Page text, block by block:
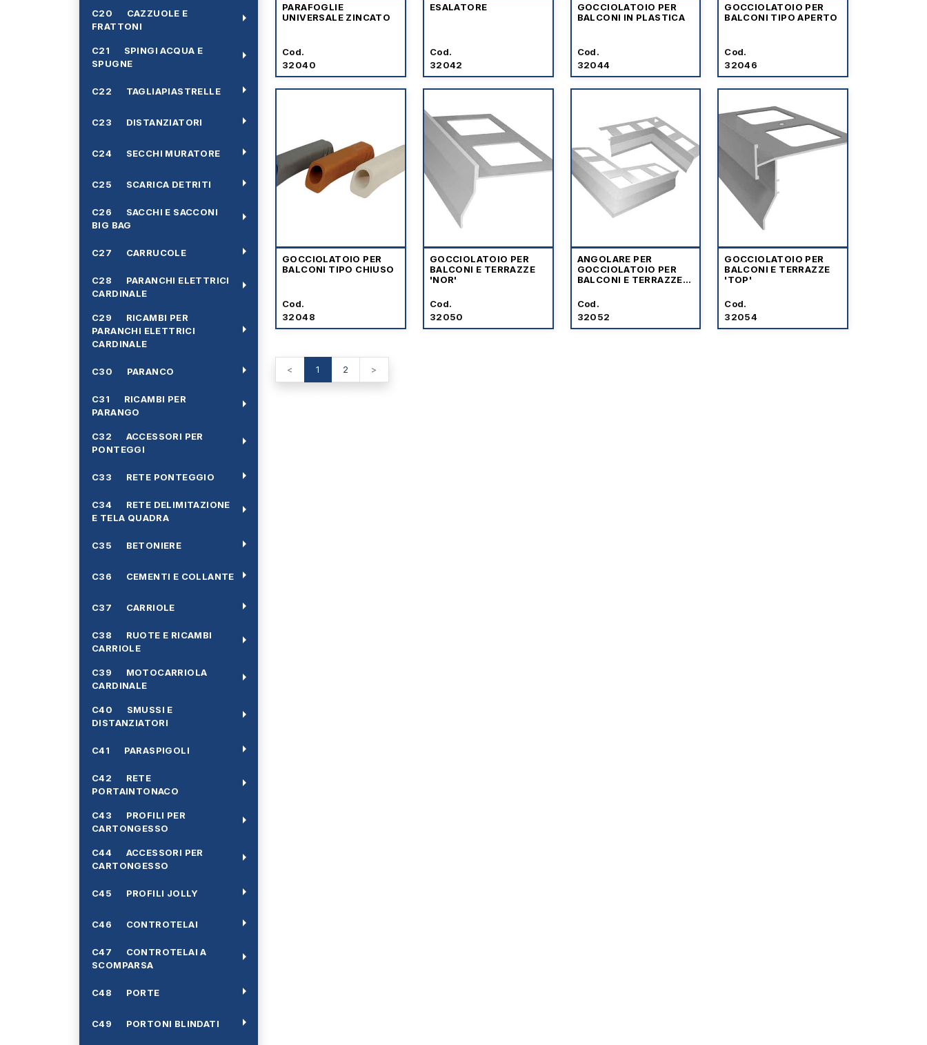
C20 CAZZUOLE E
FRATTONI
arrow_right
C21 SPINGI ACQUA E
SPUGNE
arrow_right
C22 TAGLIAPIASTRELLE arrow_right
C23 DISTANZIATORI arrow_right
C24 SECCHI MURATORE arrow_right
C25 SCARICA DETRITI arrow_right
C26 SACCHI E SACCONI
BIG BAG
arrow_right
C27 CARRUCOLE arrow_right
C28 PARANCHI ELETTRICI
CARDINALE
arrow_right
C29 RICAMBI PER
PARANCHI ELETTRICI
CARDINALE
arrow_right
C30 PARANCO arrow_right
C31 RICAMBI PER
PARANGO
arrow_right
C32 ACCESSORI PER
PONTEGGI
arrow_right
C33 RETE PONTEGGIO arrow_right
C34 RETE DELIMITAZIONE
E TELA QUADRA
arrow_right
C35 BETONIERE arrow_right
C36 CEMENTI E COLLANTE arrow_right
C37 CARRIOLE arrow_right
C38 RUOTE E RICAMBI
CARRIOLE
arrow_right
C39 MOTOCARRIOLA
CARDINALE
arrow_right
C40 SMUSSI E
DISTANZIATORI
arrow_right
C41 PARASPIGOLI arrow_right
C42 RETE
PORTAINTONACO
arrow_right
C43 PROFILI PER
CARTONGESSO
arrow_right
C44 ACCESSORI PER
CARTONGESSO
arrow_right
C45 PROFILI JOLLY arrow_right
C46 CONTROTELAI arrow_right
C47 CONTROTELAI A
SCOMPARSA
arrow_right
C48 PORTE arrow_right
C49 PORTONI BLINDATI arrow_right
PARAFOGLIE
UNIVERSALE ZINCATO
Cod.
32040
ESALATORE
Cod.
32042
GOCCIOLATOIO PER
BALCONI IN PLASTICA
Cod.
32044
GOCCIOLATOIO PER
BALCONI TIPO APERTO
Cod.
32046
GOCCIOLATOIO PER
BALCONI TIPO CHIUSO
Cod.
32048
GOCCIOLATOIO PER
BALCONI E TERRAZZE
'NOR'
Cod.
32050
ANGOLARE PER
GOCCIOLATOIO PER
BALCONI E TERRAZZE
Cod.
32052
GOCCIOLATOIO PER
BALCONI E TERRAZZE
'TOP'
Cod.
32054
< 1 2 >